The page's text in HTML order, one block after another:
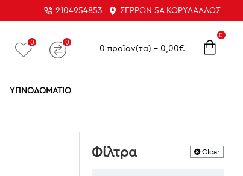
2104954853 ΣΕΡΡΏΝ 5Α ΚΟΡΥΔΑΛΛΌΣ
0 0
0 προϊόν(τα) - 0,00€
0
ΥΠΝΟΔΩΜΆΤΙΟ
Φίλτρα Clear